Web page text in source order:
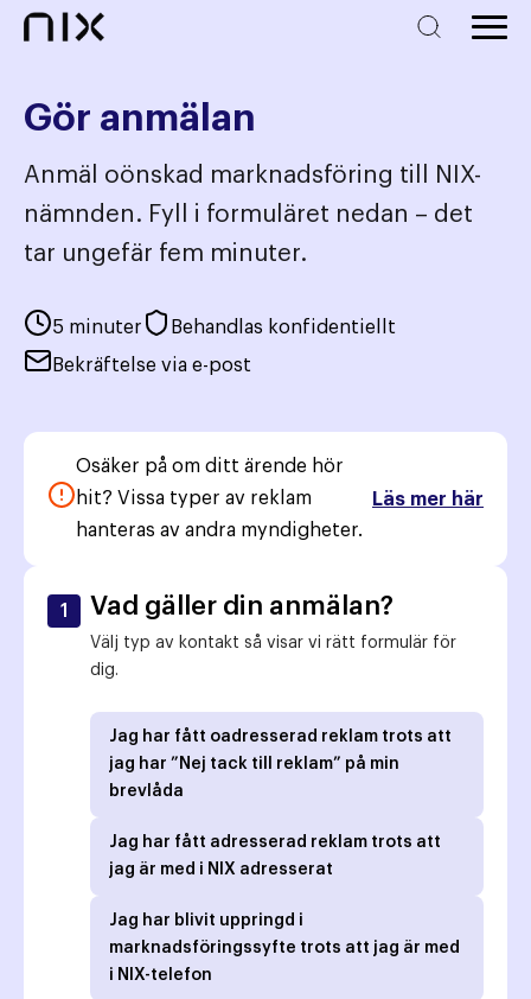
Gör anmälan
Anmäl oönskad marknadsföring till NIX-
nämnden. Fyll i formuläret nedan – det
tar ungefär fem minuter.
5 minuter
Behandlas konfidentiellt
Bekräftelse via e-post
Osäker på om ditt ärende hör
hit? Vissa typer av reklam
hanteras av andra myndigheter.
Läs mer här
1 Vad gäller din anmälan?
Välj typ av kontakt så visar vi rätt formulär för
dig.
Jag har fått oadresserad reklam trots att
jag har ”Nej tack till reklam” på min
brevlåda
Jag har fått adresserad reklam trots att
jag är med i NIX adresserat
Jag har blivit uppringd i
marknadsföringssyfte trots att jag är med
i NIX-telefon